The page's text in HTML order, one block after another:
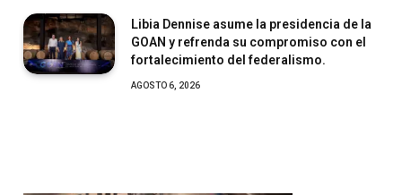
Libia Dennise asume la presidencia de la
GOAN y refrenda su compromiso con el
fortalecimiento del federalismo.
AGOSTO 6, 2026